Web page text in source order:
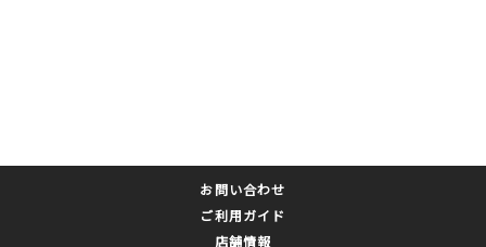
お問い合わせ
ご利用ガイド
店舗情報